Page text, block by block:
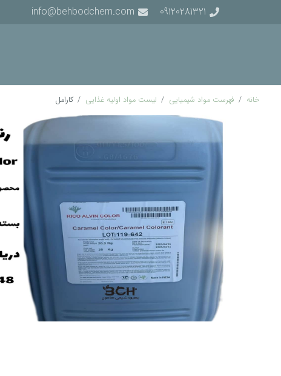
09120281321
info@behbodchem.com
خانه / فهرست مواد شیمیایی / لیست مواد اولیه غذایی / کارامل